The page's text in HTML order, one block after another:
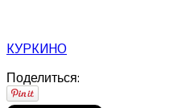
КУРКИНО
Поделиться: